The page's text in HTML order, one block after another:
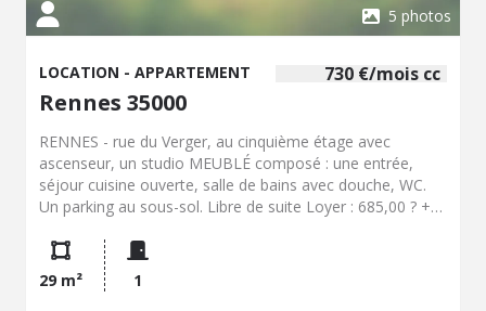
5 photos
730 €/mois cc
LOCATION - APPARTEMENT
Rennes 35000
RENNES - rue du Verger, au cinquième étage avec
ascenseur, un studio MEUBLÉ composé : une entrée,
séjour cuisine ouverte, salle de bains avec douche, WC.
Un parking au sous-sol. Libre de suite Loyer : 685,00 ? +
froide, entretien chaudière, ascenseur) - Dépôt de
garantie : 1370,00 ? - Honoraires : 389,22 ?. Référence :
671 - Tél 02.99.79.77.73
29 m² 1